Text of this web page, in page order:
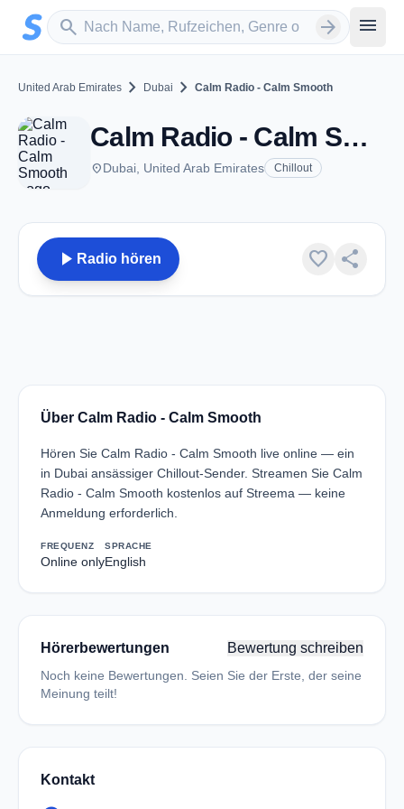
Zum Hauptinhalt springen
search
Sender suchen arrow_forward menu
United Arab Emirates chevron_right Dubai chevron_right Calm Radio - Calm Smooth
Calm Radio - Calm Smooth - Dubai
placeDubai, United Arab Emirates Chillout
play_arrow Radio hören favorite share
Über Calm Radio - Calm Smooth
Hören Sie Calm Radio - Calm Smooth live online — ein
in Dubai ansässiger Chillout-Sender. Streamen Sie Calm
Radio - Calm Smooth kostenlos auf Streema — keine
Anmeldung erforderlich.
FREQUENZ
Online only
SPRACHE
English
Hörerbewertungen Bewertung schreiben
Noch keine Bewertungen. Seien Sie der Erste, der seine
Meinung teilt!
Kontakt